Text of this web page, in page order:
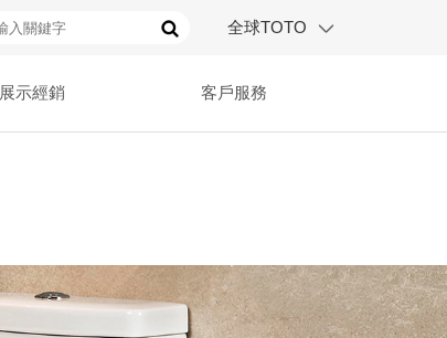
全球TOTO
展示經銷 客戶服務